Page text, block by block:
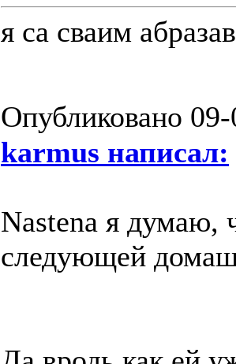
я са сваим
Опубликовано
karmus написал:
Nastena я думаю,
следующей